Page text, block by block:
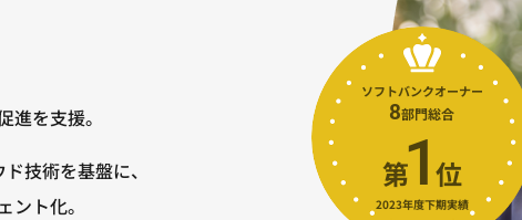
を支援。
技術を基盤に、
ト化。
ソフトバンクオーナー
8部門総合
第1⁩位
2023年度下期実績